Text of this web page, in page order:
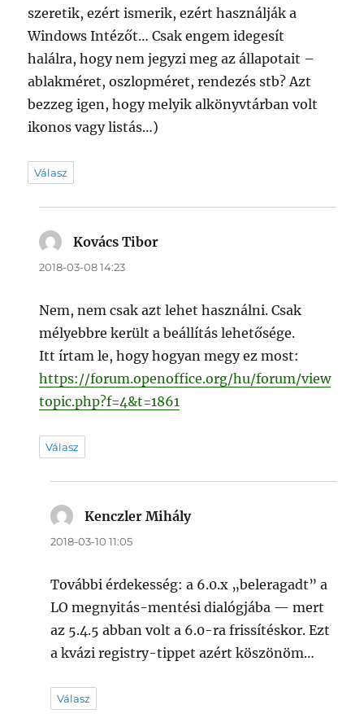
szeretik, ezért ismerik, ezért használják a
Windows Intézőt… Csak engem idegesít
halálra, hogy nem jegyzi meg az állapotait –
ablakméret, oszlopméret, rendezés stb? Azt
bezzeg igen, hogy melyik alkönyvtárban volt
ikonos vagy listás…)
Válasz
Kovács Tibor
2018-03-08 14:23
Nem, nem csak azt lehet használni. Csak
mélyebbre került a beállítás lehetősége.
Itt írtam le, hogy hogyan megy ez most:
https://forum.openoffice.org/hu/forum/view
topic.php?f=4&t=1861
Válasz
Kenczler Mihályszerint:
2018-03-10 11:05
További érdekesség: a 6.0.x „beleragadt” a
LO megnyitás-mentési dialógjába — mert
az 5.4.5 abban volt a 6.0-ra frissítéskor. Ezt
a kvázi registry-tippet azért köszönöm…
Válasz